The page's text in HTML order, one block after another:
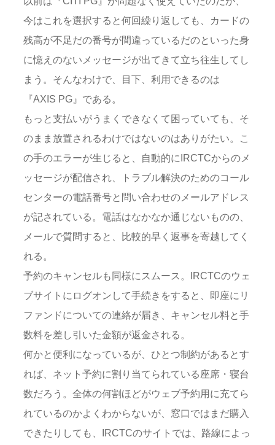
今はこれを選択すると何回繰り返しても、カードの
残高が不足だの番号が間違っているだのといった身
に憶えのないメッセージが出てきて立ち往生してし
まう。そんなわけで、目下、利用できるのは
『AXIS PG』である。
もっと支払いがうまくできなくて困っていても、そ
のまま放置されるわけではないのはありがたい。こ
の手のエラーが生じると、自動的にIRCTCからのメ
ッセージが配信され、トラブル解決のためのコール
センターの電話番号と問い合わせのメールアドレス
が記されている。電話はなかなか通じないものの、
メールで質問すると、比較的早く返事を寄越してく
れる。
予約のキャンセルも同様にスムース。IRCTCのウェ
ブサイトにログオンして手続きをすると、即座にリ
ファンドについての連絡が届き、キャンセル料と手
数料を差し引いた金額が返金される。
何かと便利になっているが、ひとつ制約があるとす
れば、ネット予約に割り当てられている座席・寝台
数だろう。全体の何割ほどがウェブ予約用に充てら
れているのかよくわからないが、窓口ではまだ購入
できたりしても、IRCTCのサイトでは、路線によっ